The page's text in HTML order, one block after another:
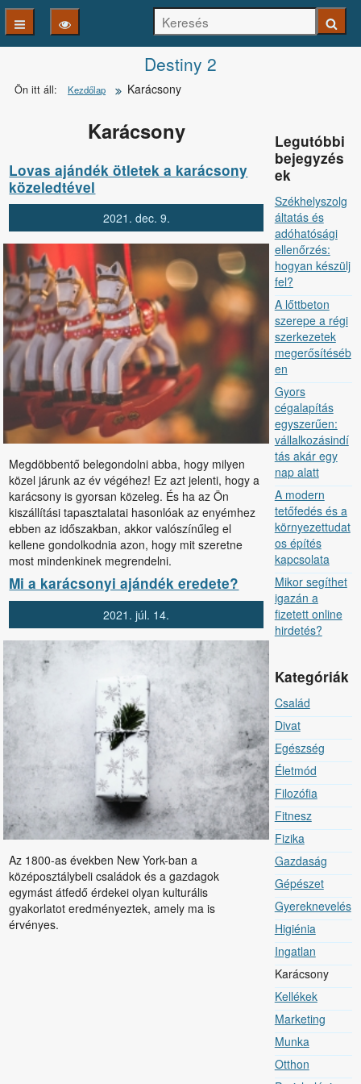
Kezdőlapra
ugrás
Destiny 2
Keresés
Ön itt áll: Kezdőlap Karácsony
Karácsony
Lovas ajándék ötletek a karácsony
közeledtével
2021. dec. 9.
Megdöbbentő belegondolni abba, hogy milyen
közel járunk az év végéhez! Ez azt jelenti, hogy a
karácsony is gyorsan közeleg. És ha az Ön
kiszállítási tapasztalatai hasonlóak az enyémhez
ebben az időszakban, akkor valószínűleg el
kellene gondolkodnia azon, hogy mit szeretne
most mindenkinek megrendelni.
Mi a karácsonyi ajándék eredete?
2021. júl. 14.
Az 1800-as években New York-ban a
középosztálybeli családok és a gazdagok
egymást átfedő érdekei olyan kulturális
gyakorlatot eredményeztek, amely ma is
érvényes.
Legutóbbi
bejegyzés
ek
Székhelyszolg
áltatás és
adóhatósági
ellenőrzés:
hogyan készülj
fel?
A lőttbeton
szerepe a régi
szerkezetek
megerősítéséb
en
Gyors
cégalapítás
egyszerűen:
vállalkozásindí
tás akár egy
nap alatt
A modern
tetőfedés és a
környezettudat
os építés
kapcsolata
Mikor segíthet
igazán a
fizetett online
hirdetés?
Kategóriák
Család
Divat
Egészség
Életmód
Filozófia
Fitnesz
Fizika
Gazdaság
Gépészet
Gyereknevelés
Higiénia
Ingatlan
Jelenlegi
oldal
Karácsony
Kellékek
Marketing
Munka
Otthon